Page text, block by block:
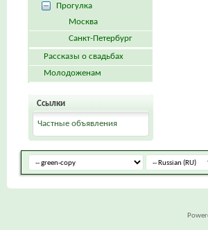
Прогулка
Москва
Санкт-Петербург
Рассказы о свадьбах
Молодоженам
Ссылки
Частные объявления